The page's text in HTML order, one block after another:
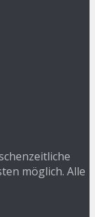
möglich. Alle